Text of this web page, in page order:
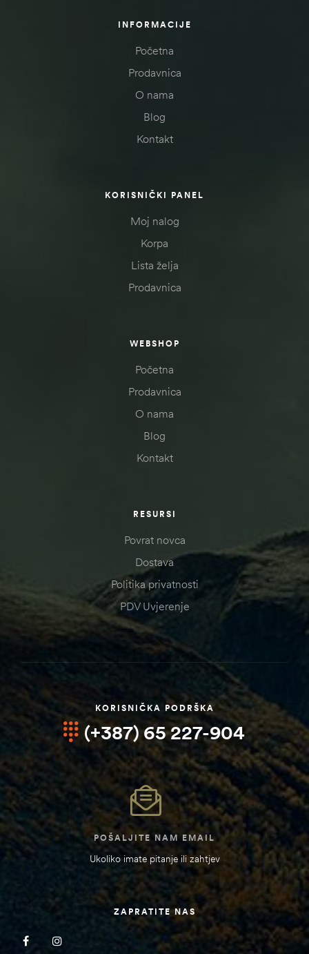
INFORMACIJE
Početna
Prodavnica
O nama
Blog
Kontakt
KORISNIČKI PANEL
Moj nalog
Korpa
Lista želja
Prodavnica
WEBSHOP
Početna
Prodavnica
O nama
Blog
Kontakt
RESURSI
Povrat novca
Dostava
Politika privatnosti
PDV Uvjerenje
KORISNIČKA PODRŠKA
(+387) 65 227-904
POŠALJITE NAM EMAIL
Ukoliko imate pitanje ili zahtjev
ZAPRATITE NAS